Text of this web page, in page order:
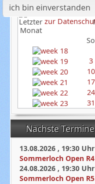
So
3
10
17
24
31
Nächste Termine
13.08.2026 , 19:30 Uhr
Sommerloch Open R4
24.08.2026 , 19:30 Uhr
Sommerloch Open R5
ich bin einverstanden
zur